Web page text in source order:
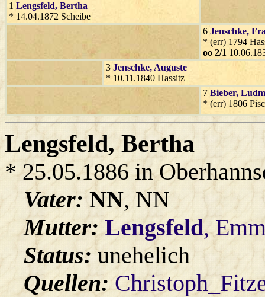
1 Lengsfeld, Bertha
* 14.04.1872 Scheibe
6 Jenschke,
* (err) 1794
oo 2/1
3 Jenschke, Auguste
* 10.11.1840 Hassitz
7 Bieber,
* (err) 1806
Lengsfeld, Bertha
* 25.05.1886 in
Vater:NN, NN
Mutter:Lengsfeld,
Status:unehelich
Quellen: